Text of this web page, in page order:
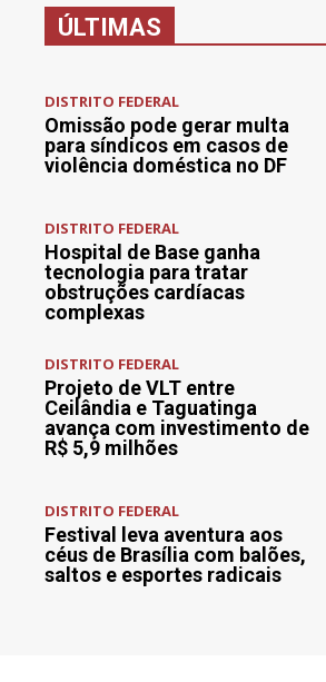
ÚLTIMAS
DISTRITO FEDERAL
Omissão pode gerar multa
para síndicos em casos de
violência doméstica no DF
DISTRITO FEDERAL
Hospital de Base ganha
tecnologia para tratar
obstruções cardíacas
complexas
DISTRITO FEDERAL
Projeto de VLT entre
Ceilândia e Taguatinga
avança com investimento de
R$ 5,9 milhões
DISTRITO FEDERAL
Festival leva aventura aos
céus de Brasília com balões,
saltos e esportes radicais